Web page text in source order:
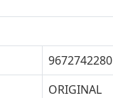
9672742280
ORIGINAL